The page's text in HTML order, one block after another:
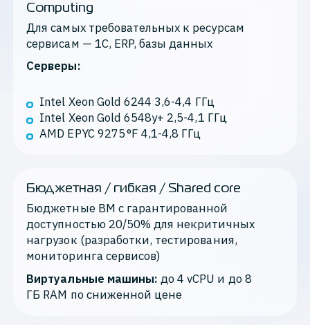
Computing
Для самых требовательных к ресурсам
сервисам — 1С, ERP, базы данных
Серверы:
Intel Xeon Gold 6244 3,6-4,4 ГГц
Intel Xeon Gold 6548y+ 2,5-4,1 ГГц
AMD EPYC 9275 °F 4,1-4,8 ГГц
Бюджетная / гибкая / Shared core
Бюджетные ВМ с гарантированной
доступностью 20/50% для некритичных
нагрузок (разработки, тестирования,
мониторинга сервисов)
Виртуальные машины: до 4 vCPU и до 8
ГБ RAM по сниженной цене